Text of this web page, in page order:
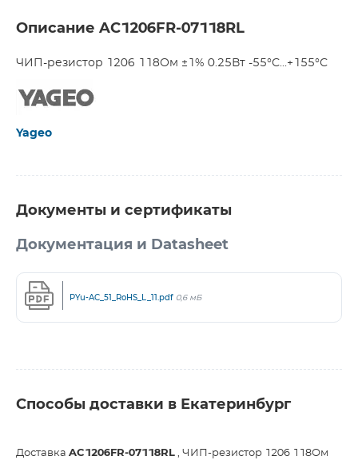
Описание AC1206FR-07118RL
ЧИП-резистор 1206 118Ом ±1% 0.25Вт -55°С...+155°С
Yageo
Документы и сертификаты
Документация и Datasheet
PYu-AC_51_RoHS_L_11.pdf 0,6 мБ
Способы доставки в Екатеринбург
Доставка AC1206FR-07118RL , ЧИП-резистор 1206 118Ом